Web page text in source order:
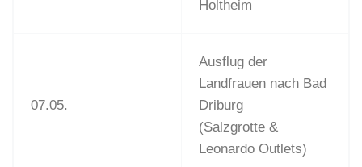
Holtheim
07.05.
Ausflug der
Landfrauen nach Bad
Driburg
(Salzgrotte &
Leonardo Outlets)